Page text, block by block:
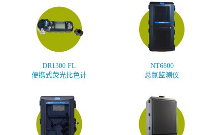
DR1300 FL
便携式荧光比色计
NT6800
总氮监测仪